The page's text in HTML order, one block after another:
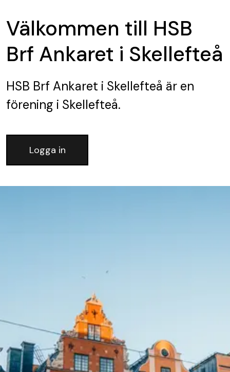
Välkommen till HSB
Brf Ankaret i Skellefteå
HSB Brf Ankaret i Skellefteå är en
förening i Skellefteå.
Logga in